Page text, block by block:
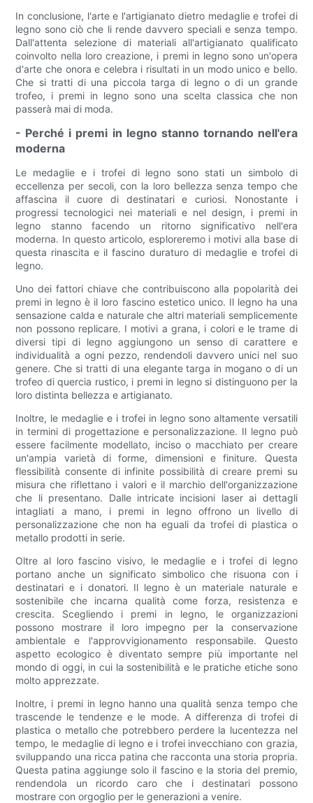
In conclusione, l'arte e l'artigianato dietro medaglie e trofei di
legno sono ciò che li rende davvero speciali e senza tempo.
Dall'attenta selezione di materiali all'artigianato qualificato
coinvolto nella loro creazione, i premi in legno sono un'opera
d'arte che onora e celebra i risultati in un modo unico e bello.
Che si tratti di una piccola targa di legno o di un grande
trofeo, i premi in legno sono una scelta classica che non
passerà mai di moda.
- Perché i premi in legno stanno tornando nell'era
moderna
Le medaglie e i trofei di legno sono stati un simbolo di
eccellenza per secoli, con la loro bellezza senza tempo che
affascina il cuore di destinatari e curiosi. Nonostante i
progressi tecnologici nei materiali e nel design, i premi in
legno stanno facendo un ritorno significativo nell'era
moderna. In questo articolo, esploreremo i motivi alla base di
questa rinascita e il fascino duraturo di medaglie e trofei di
legno.
Uno dei fattori chiave che contribuiscono alla popolarità dei
premi in legno è il loro fascino estetico unico. Il legno ha una
sensazione calda e naturale che altri materiali semplicemente
non possono replicare. I motivi a grana, i colori e le trame di
diversi tipi di legno aggiungono un senso di carattere e
individualità a ogni pezzo, rendendoli davvero unici nel suo
genere. Che si tratti di una elegante targa in mogano o di un
trofeo di quercia rustico, i premi in legno si distinguono per la
loro distinta bellezza e artigianato.
Inoltre, le medaglie e i trofei in legno sono altamente versatili
in termini di progettazione e personalizzazione. Il legno può
essere facilmente modellato, inciso o macchiato per creare
un'ampia varietà di forme, dimensioni e finiture. Questa
flessibilità consente di infinite possibilità di creare premi su
misura che riflettano i valori e il marchio dell'organizzazione
che li presentano. Dalle intricate incisioni laser ai dettagli
intagliati a mano, i premi in legno offrono un livello di
personalizzazione che non ha eguali da trofei di plastica o
metallo prodotti in serie.
Oltre al loro fascino visivo, le medaglie e i trofei di legno
portano anche un significato simbolico che risuona con i
destinatari e i donatori. Il legno è un materiale naturale e
sostenibile che incarna qualità come forza, resistenza e
crescita. Scegliendo i premi in legno, le organizzazioni
possono mostrare il loro impegno per la conservazione
ambientale e l'approvvigionamento responsabile. Questo
aspetto ecologico è diventato sempre più importante nel
mondo di oggi, in cui la sostenibilità e le pratiche etiche sono
molto apprezzate.
Inoltre, i premi in legno hanno una qualità senza tempo che
trascende le tendenze e le mode. A differenza di trofei di
plastica o metallo che potrebbero perdere la lucentezza nel
tempo, le medaglie di legno e i trofei invecchiano con grazia,
sviluppando una ricca patina che racconta una storia propria.
Questa patina aggiunge solo il fascino e la storia del premio,
rendendola un ricordo caro che i destinatari possono
mostrare con orgoglio per le generazioni a venire.